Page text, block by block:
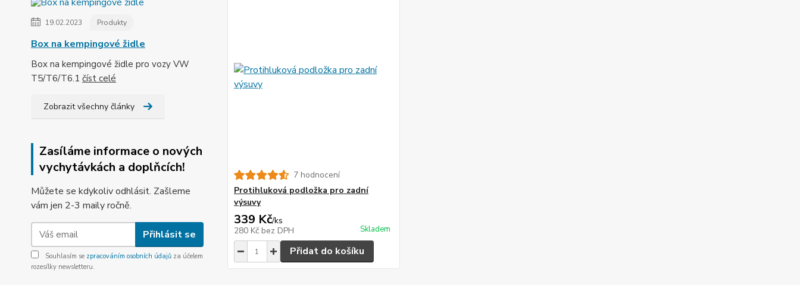
19.02.2023 Produkty
Box na kempingové židle
Box na kempingové židle pro vozy VW
T5/T6/T6.1 číst celé
Zobrazit všechny články
Zasíláme informace o nových
vychytávkách a doplňcích!
Můžete se kdykoliv odhlásit. Zašleme
vám jen 2-3 maily ročně.
Přihlásit se
Souhlasím se zpracováním osobních údajů za účelem
rozesílky newsletteru.
7 hodnocení
Protihluková podložka pro zadní
výsuvy
339 Kč/ks
280 Kč bez DPH Skladem
Přidat do košíku